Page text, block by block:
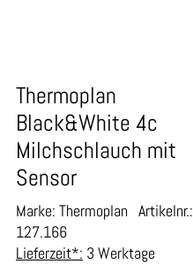
Thermoplan
Black&White 4c
Milchschlauch mit
Sensor
Marke: Thermoplan Artikelnr.:
127.166
Lieferzeit*: 3 Werktage